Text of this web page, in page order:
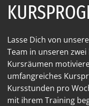
Lasse Dich von
Team in unseren
Kursräumen
umfangreiches
Kursstunden pro
mit ihrem Training